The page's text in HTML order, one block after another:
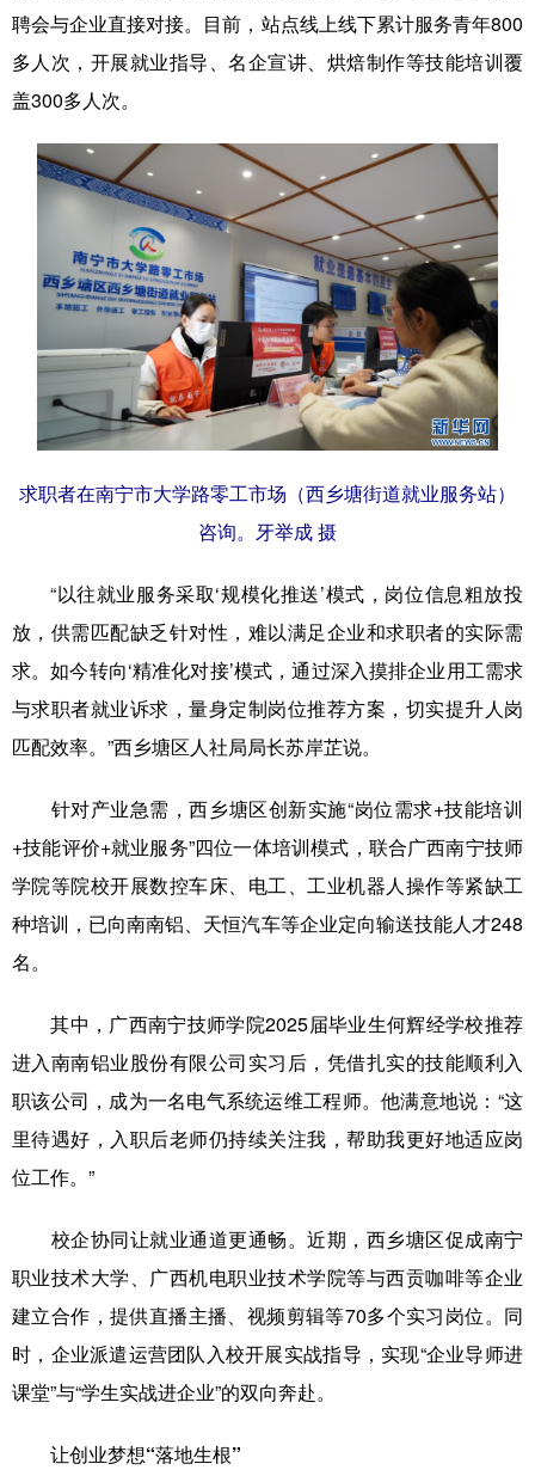
聘会与企业直接对接。目前，站点线上线下累计服务青年800
多人次，开展就业指导、名企宣讲、烘焙制作等技能培训覆
盖300多人次。
求职者在南宁市大学路零工市场（西乡塘街道就业服务站）
咨询。牙举成 摄
“以往就业服务采取‘规模化推送’模式，岗位信息粗放投
放，供需匹配缺乏针对性，难以满足企业和求职者的实际需
求。如今转向‘精准化对接’模式，通过深入摸排企业用工需求
与求职者就业诉求，量身定制岗位推荐方案，切实提升人岗
匹配效率。”西乡塘区人社局局长苏岸芷说。
针对产业急需，西乡塘区创新实施“岗位需求+技能培训
+技能评价+就业服务”四位一体培训模式，联合广西南宁技师
学院等院校开展数控车床、电工、工业机器人操作等紧缺工
种培训，已向南南铝、天恒汽车等企业定向输送技能人才248
名。
其中，广西南宁技师学院2025届毕业生何辉经学校推荐
进入南南铝业股份有限公司实习后，凭借扎实的技能顺利入
职该公司，成为一名电气系统运维工程师。他满意地说：“这
里待遇好，入职后老师仍持续关注我，帮助我更好地适应岗
位工作。”
校企协同让就业通道更通畅。近期，西乡塘区促成南宁
职业技术大学、广西机电职业技术学院等与西贡咖啡等企业
建立合作，提供直播主播、视频剪辑等70多个实习岗位。同
时，企业派遣运营团队入校开展实战指导，实现“企业导师进
课堂”与“学生实战进企业”的双向奔赴。
让创业梦想“落地生根”